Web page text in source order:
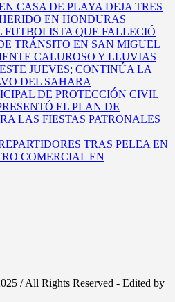
CASA DE PLAYA DEJA TRES
EN HONDURAS
QUE FALLECIÓ
TRÁNSITO EN SAN MIGUEL
CALUROSO Y LLUVIAS
JUEVES; CONTINÚA LA
DEL SAHARA
DE PROTECCIÓN CIVIL
EL PLAN DE
LAS FIESTAS PATRONALES
TRAS PELEA EN
COMERCIAL EN
/ All Rights Reserved - Edited by